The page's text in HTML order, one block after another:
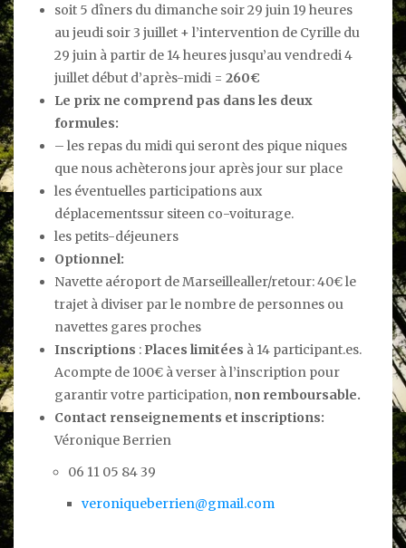
soit 5 dîners du dimanche soir 29 juin 19 heures
au jeudi soir 3 juillet + l’intervention de Cyrille du
29 juin à partir de 14 heures jusqu’au vendredi 4
juillet début d’après-midi = 260€
Le prix ne comprend pas dans les deux
formules:
– les repas du midi qui seront des pique niques
que nous achèterons jour après jour sur place
les éventuelles participations aux
déplacementssur siteen co-voiturage.
les petits-déjeuners
Optionnel:
Navette aéroport de Marseillealler/retour: 40€ le
trajet à diviser par le nombre de personnes ou
navettes gares proches
Inscriptions : Places limitées à 14 participant.es.
Acompte de 100€ à verser à l’inscription pour
garantir votre participation, non remboursable.
Contact renseignements et inscriptions:
Véronique Berrien
06 11 05 84 39
veroniqueberrien@gmail.com